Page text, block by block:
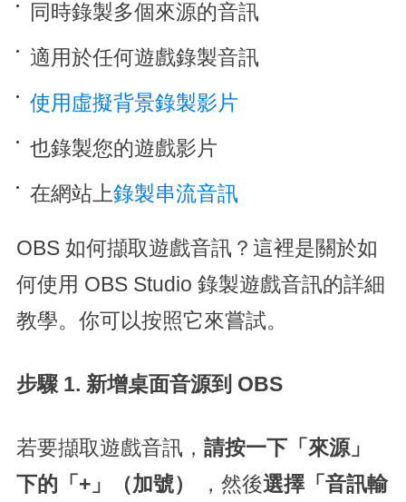
同時錄製多個來源的音訊
適用於任何遊戲錄製音訊
使用虛擬背景錄製影片
也錄製您的遊戲影片
在網站上錄製串流音訊
OBS 如何擷取遊戲音訊？這裡是關於如
何使用 OBS Studio 錄製遊戲音訊的詳細
教學。你可以按照它來嘗試。
步驟 1. 新增桌面音源到 OBS
若要擷取遊戲音訊， 請按一下「來源」
下的「+」（加號）
，然後選擇「音訊輸